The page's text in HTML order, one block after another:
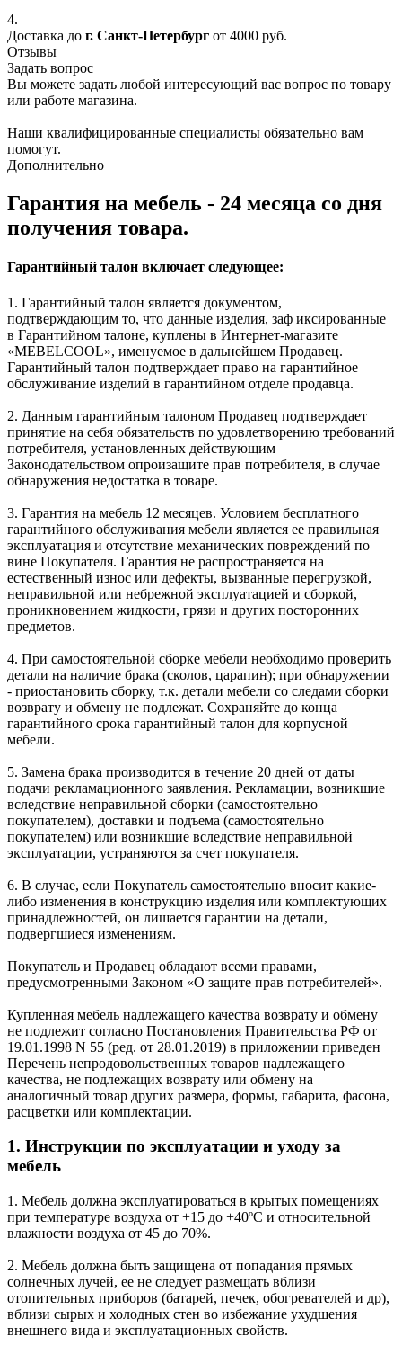
4.
Доставка до г. Санкт-Петербург от 4000 руб.
Отзывы
Задать вопрос
Вы можете задать любой интересующий вас вопрос по товару
или работе магазина.
Наши квалифицированные специалисты обязательно вам
помогут.
Дополнительно
Гарантия на мебель - 24 месяца со дня
получения товара.
Гарантийный талон включает следующее:
1. Гарантийный талон является документом,
подтверждающим то, что данные изделия, заф иксированные
в Гарантийном талоне, куплены в Интернет-магазите
«MEBELCOOL», именуемое в дальнейшем Продавец.
Гарантийный талон подтверждает право на гарантийное
обслуживание изделий в гарантийном отделе продавца.
2. Данным гарантийным талоном Продавец подтверждает
принятие на себя обязательств по удовлетворению требований
потребителя, установленных действующим
Законодательством опроизащите прав потребителя, в случае
обнаружения недостатка в товаре.
3. Гарантия на мебель 12 месяцев. Условием бесплатного
гарантийного обслуживания мебели является ее правильная
эксплуатация и отсутствие механических повреждений по
вине Покупателя. Гарантия не распространяется на
естественный износ или дефекты, вызванные перегрузкой,
неправильной или небрежной эксплуатацией и сборкой,
проникновением жидкости, грязи и других посторонних
предметов.
4. При самостоятельной сборке мебели необходимо проверить
детали на наличие брака (сколов, царапин); при обнаружении
- приостановить сборку, т.к. детали мебели со следами сборки
возврату и обмену не подлежат. Сохраняйте до конца
гарантийного срока гарантийный талон для корпусной
мебели.
5. Замена брака производится в течение 20 дней от даты
подачи рекламационного заявления. Рекламации, возникшие
вследствие неправильной сборки (самостоятельно
покупателем), доставки и подъема (самостоятельно
покупателем) или возникшие вследствие неправильной
эксплуатации, устраняются за счет покупателя.
6. В случае, если Покупатель самостоятельно вносит какие-
либо изменения в конструкцию изделия или комплектующих
принадлежностей, он лишается гарантии на детали,
подвергшиеся изменениям.
Покупатель и Продавец обладают всеми правами,
предусмотренными Законом «О защите прав потребителей».
Купленная мебель надлежащего качества возврату и обмену
не подлежит согласно Постановления Правительства РФ от
19.01.1998 N 55 (ред. от 28.01.2019) в приложении приведен
Перечень непродовольственных товаров надлежащего
качества, не подлежащих возврату или обмену на
аналогичный товар других размера, формы, габарита, фасона,
расцветки или комплектации.
1. Инструкции по эксплуатации и уходу за
мебель
1. Мебель должна эксплуатироваться в крытых помещениях
при температуре воздуха от +15 до +40ºС и относительной
влажности воздуха от 45 до 70%.
2. Мебель должна быть защищена от попадания прямых
солнечных лучей, ее не следует размещать вблизи
отопительных приборов (батарей, печек, обогревателей и др),
вблизи сырых и холодных стен во избежание ухудшения
внешнего вида и эксплуатационных свойств.